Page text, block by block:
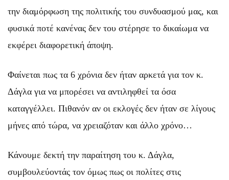
την διαμόρφωση της πολιτικής του συνδυασμού μας, και
φυσικά ποτέ κανένας δεν του στέρησε το δικαίωμα να
εκφέρει διαφορετική άποψη.
Φαίνεται πως τα 6 χρόνια δεν ήταν αρκετά για τον κ.
Δάγλα για να μπορέσει να αντιληφθεί τα όσα
καταγγέλλει. Πιθανόν αν οι εκλογές δεν ήταν σε λίγους
μήνες από τώρα, να χρειαζόταν και άλλο χρόνο…
Κάνουμε δεκτή την παραίτηση του κ. Δάγλα,
συμβουλεύοντάς τον όμως πως οι πολίτες στις